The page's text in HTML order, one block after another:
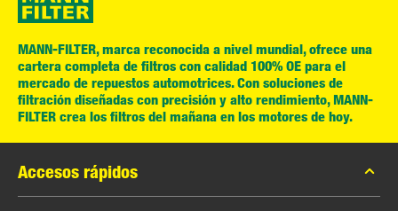
MANN-FILTER, marca reconocida a nivel mundial, ofrece una
cartera completa de filtros con calidad 100% OE para el
mercado de repuestos automotrices. Con soluciones de
filtración diseñadas con precisión y alto rendimiento, MANN-
FILTER crea los filtros del mañana en los motores de hoy.
Accesos rápidos